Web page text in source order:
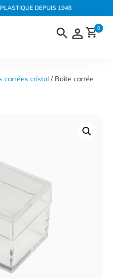
DEPUIS 1948
0
carrées cristal / Boîte carrée